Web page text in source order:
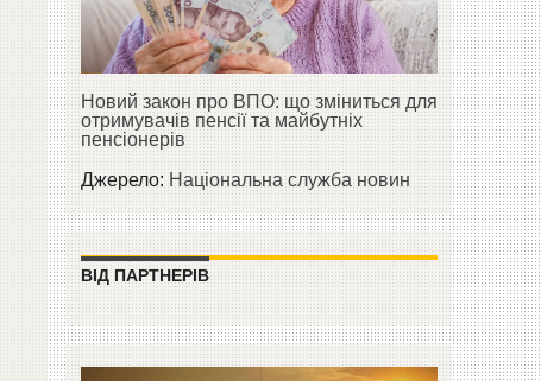
Новий закон про ВПО: що зміниться для
отримувачів пенсії та майбутніх
пенсіонерів
Джерело:Національна служба новин
ВІД ПАРТНЕРІВ